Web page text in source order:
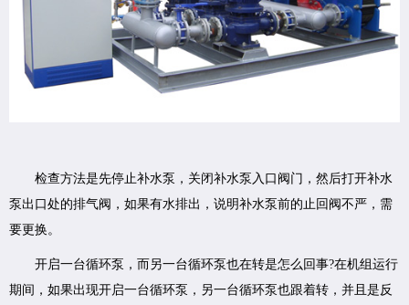
检查方法是先停止补水泵，关闭补水泵入口阀门，然后打开补水
泵出口处的排气阀，如果有水排出，说明补水泵前的止回阀不严，需
要更换。
开启一台循环泵，而另一台循环泵也在转是怎么回事?在机组运行
期间，如果出现开启一台循环泵，另一台循环泵也跟着转，并且是反